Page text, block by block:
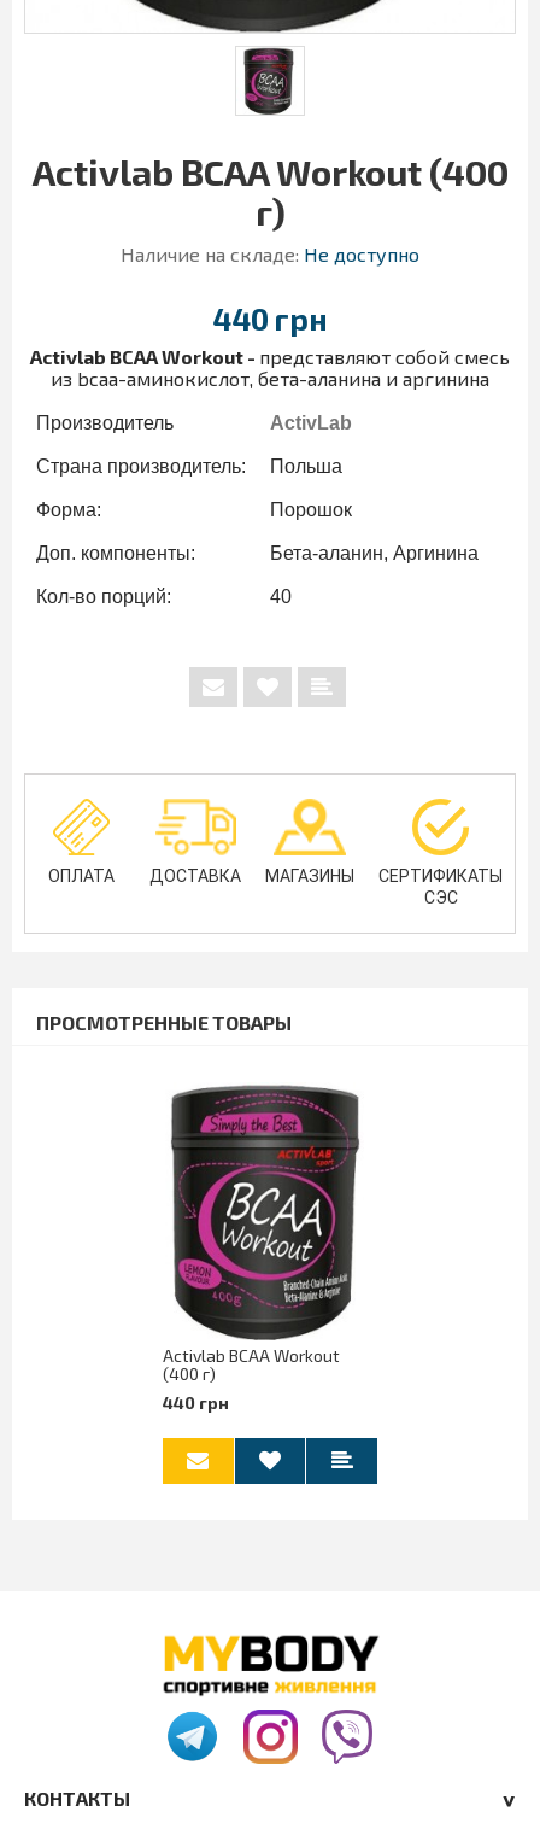
Activlab BCAA Workout (400
г)
Наличие на складе: Не доступно
440 грн
Activlab BCAA Workout - представляют собой смесь
из bcaa-аминокислот, бета-аланина и аргинина
Производитель ActivLab
Страна производитель: Польша
Форма: Порошок
Доп. компоненты: Бета-аланин, Аргинина
Кол-во порций: 40
ОПЛАТА ДОСТАВКА МАГАЗИНЫ
СЕРТИФИКАТЫ
СЭС
ПРОСМОТРЕННЫЕ ТОВАРЫ
Activlab BCAA Workout
(400 г)
440 грн
КОНТАКТЫ